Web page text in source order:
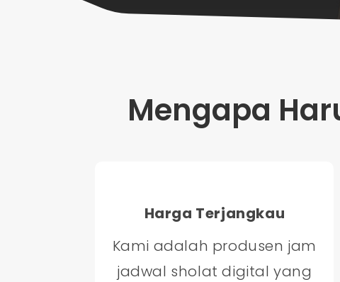
Mengapa
Harga Terjangkau
Kami adalah produsen jam
jadwal sholat digital yang